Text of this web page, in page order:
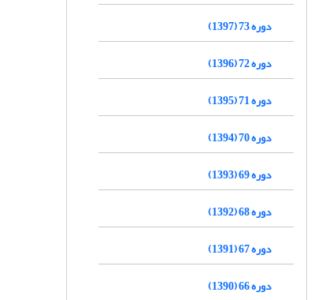
دوره 73 (1397)
دوره 72 (1396)
دوره 71 (1395)
دوره 70 (1394)
دوره 69 (1393)
دوره 68 (1392)
دوره 67 (1391)
دوره 66 (1390)